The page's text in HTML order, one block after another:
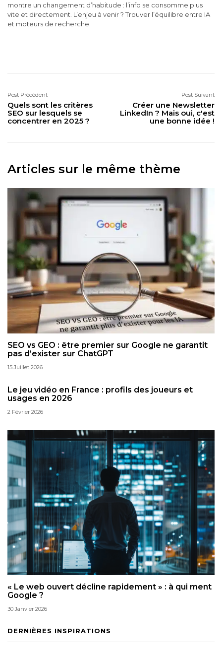
montre un changement d’habitude : l’info se consomme plus
vite et directement. L’enjeu à venir ? Trouver l’équilibre entre IA
et moteurs de recherche.
Post Précédent
Quels sont les critères
SEO sur lesquels se
concentrer en 2025 ?
Post Suivant
Créer une Newsletter
LinkedIn ? Mais oui, c'est
une bonne idée !
Articles sur le même thème
SEO vs GEO : être premier sur Google ne garantit
pas d’exister sur ChatGPT
15 Juillet 2026
Le jeu vidéo en France : profils des joueurs et
usages en 2026
2 Février 2026
« Le web ouvert décline rapidement » : à qui ment
Google ?
30 Janvier 2026
DERNIÈRES INSPIRATIONS